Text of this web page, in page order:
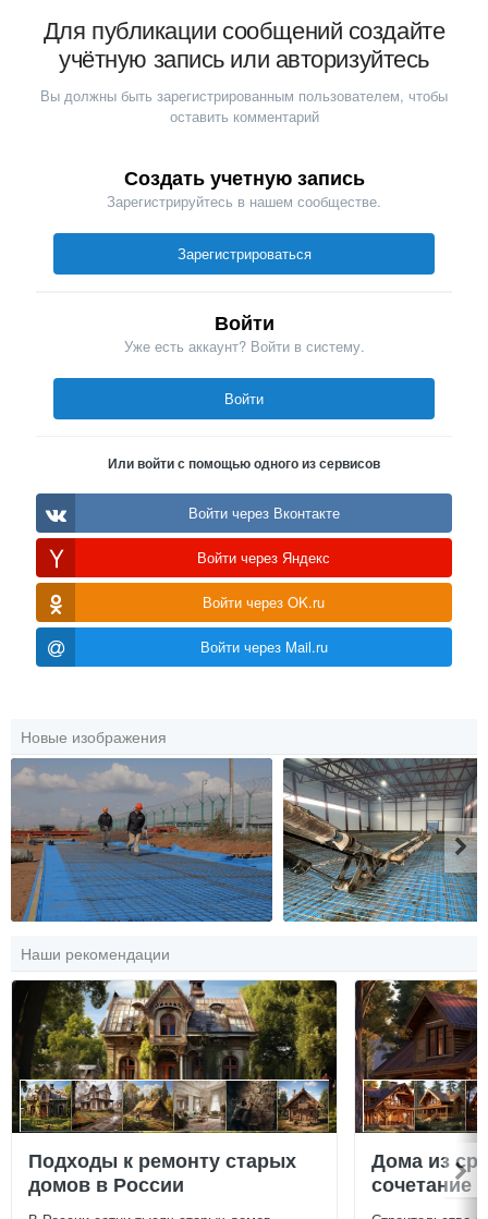
Для публикации сообщений создайте
учётную запись или авторизуйтесь
Вы должны быть зарегистрированным пользователем, чтобы
оставить комментарий
Создать учетную запись
Зарегистрируйтесь в нашем сообществе.
Зарегистрироваться
Войти
Уже есть аккаунт? Войти в систему.
Войти
Или войти с помощью одного из сервисов
Войти через Вконтакте
Войти через Яндекс
Войти через OK.ru
Войти через Mail.ru
Новые изображения
Наши рекомендации
Подходы к ремонту старых
домов в России
Дома из
сочетание